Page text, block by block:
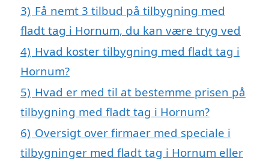
3) Få nemt 3 tilbud på tilbygning med
fladt tag i Hornum, du kan være tryg ved
4) Hvad koster tilbygning med fladt tag i
Hornum?
5) Hvad er med til at bestemme prisen på
tilbygning med fladt tag i Hornum?
6) Oversigt over firmaer med speciale i
tilbygninger med fladt tag i Hornum eller